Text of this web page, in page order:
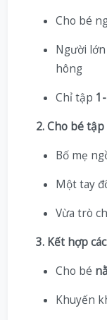
Cho bé
Người
hông
Chỉ tập
2. Cho bé
Bố mẹ
Một tay
Vừa trò
3. Kết hợp
Cho bé
Khuyến